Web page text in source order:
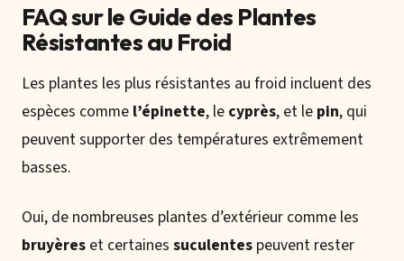
FAQ sur le Guide des Plantes
Résistantes au Froid
Les plantes les plus résistantes au froid incluent des
espèces comme l’épinette, le cyprès, et le pin, qui
peuvent supporter des températures extrêmement
basses.
Oui, de nombreuses plantes d’extérieur comme les
bruyères et certaines suculentes peuvent rester